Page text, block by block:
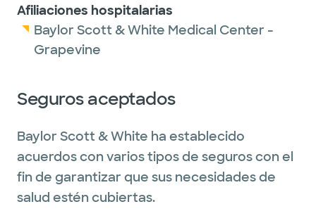
Afiliaciones hospitalarias
Baylor Scott & White Medical Center -
Grapevine
Seguros aceptados
Baylor Scott & White ha establecido
acuerdos con varios tipos de seguros con el
fin de garantizar que sus necesidades de
salud estén cubiertas.